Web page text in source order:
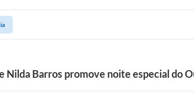
Esporte
Nilda Barros promove noite especial do